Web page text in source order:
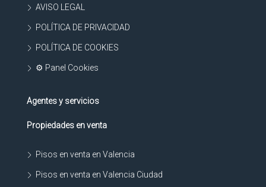
AVISO LEGAL
POLÍTICA DE PRIVACIDAD
POLÍTICA DE COOKIES
⚙ Panel Cookies
Agentes y servicios
Propiedades en venta
Pisos en venta en Valencia
Pisos en venta en Valencia Ciudad